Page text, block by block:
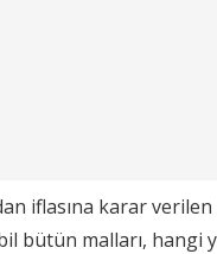
iflasına karar
bütün malları, hangi